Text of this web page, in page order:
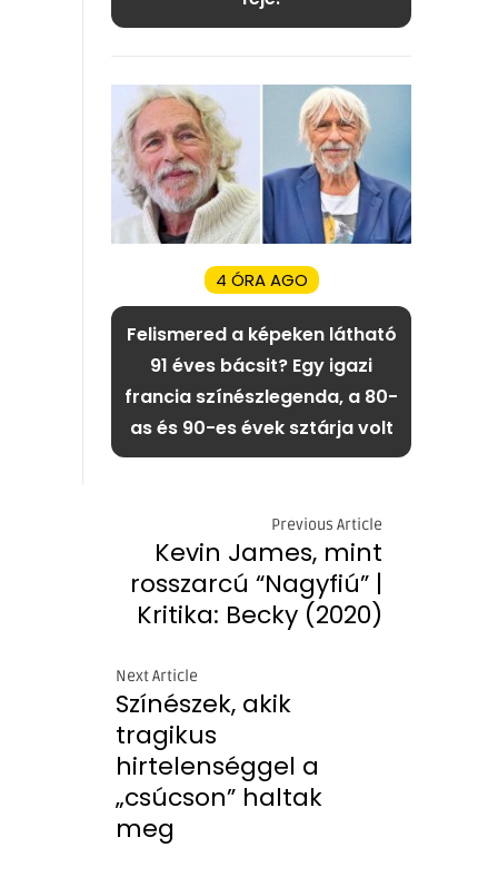
4 ÓRA AGO
Felismered a képeken látható
91 éves bácsit? Egy igazi
francia színészlegenda, a 80-
as és 90-es évek sztárja volt
Previous Article
Kevin James, mint
rosszarcú “Nagyfiú” |
Kritika: Becky (2020)
Next Article
Színészek, akik
tragikus
hirtelenséggel a
„csúcson” haltak
meg